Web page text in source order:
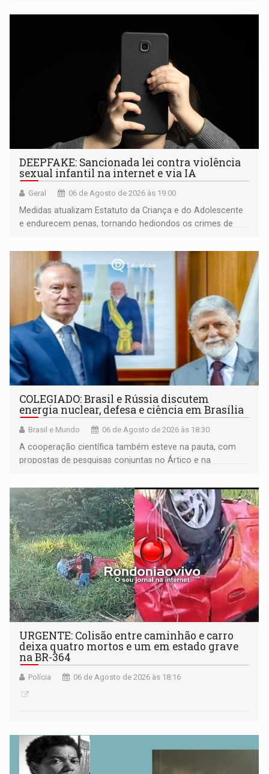
DEEPFAKE: Sancionada lei contra violência
sexual infantil na internet e via IA
Geral 06 de Agosto de 2026 às 19:00
Medidas atualizam Estatuto da Criança e do Adolescente
e endurecem penas, tornando hediondos os crimes de
COLEGIADO: Brasil e Rússia discutem
energia nuclear, defesa e ciência em Brasília
Brasil e Mundo 06 de Agosto de 2026 às 18:30
A cooperação científica também esteve na pauta, com
propostas de pesquisas conjuntas no Ártico e na
URGENTE: Colisão entre caminhão e carro
deixa quatro mortos e um em estado grave
na BR-364
Polícia 06 de Agosto de 2026 às 18:16